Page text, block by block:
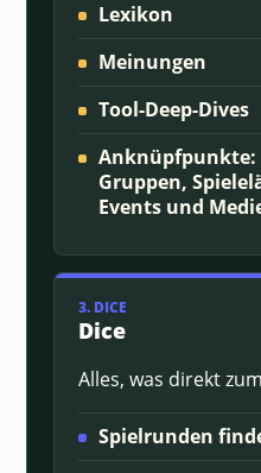
Lexikon
Meinungen
Tool-Deep-Dives
Anknüpfpunkte:
Gruppen,
Events und
3. DICE
Dice
Alles, was direkt
Spielrunden